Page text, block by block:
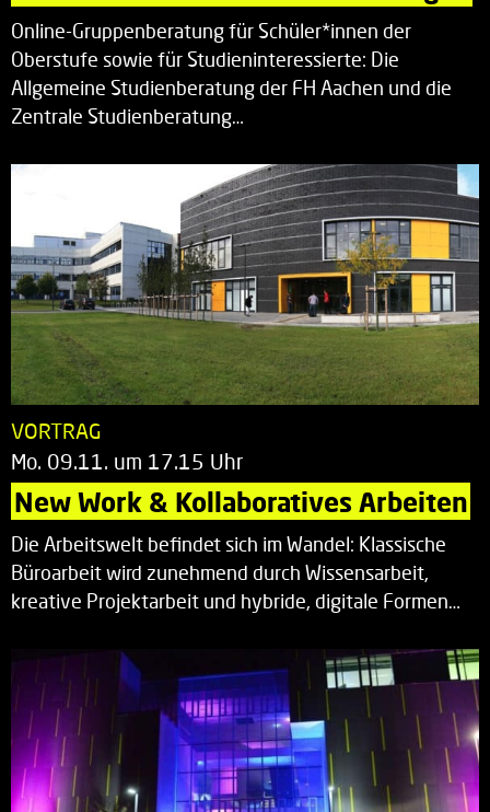
Online-Gruppenberatung für Schüler*innen der
Oberstufe sowie für Studieninteressierte: Die
Allgemeine Studienberatung der FH Aachen und die
Zentrale Studienberatung…
VORTRAG
Mo. 09.11. um 17.15 Uhr
New Work & Kollaboratives Arbeiten
Die Arbeitswelt befindet sich im Wandel: Klassische
Büroarbeit wird zunehmend durch Wissensarbeit,
kreative Projektarbeit und hybride, digitale Formen…